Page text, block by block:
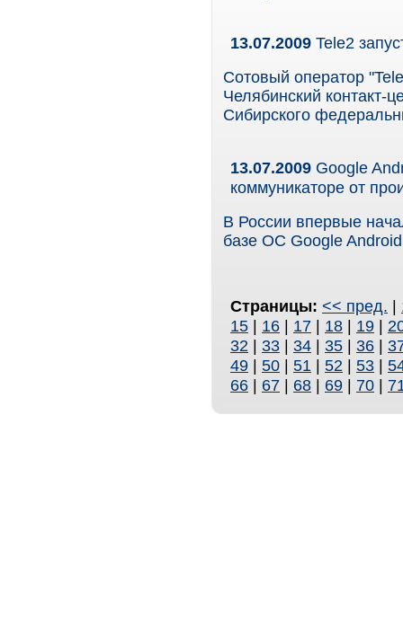
13.07.2009 Tele2
Сотовый оператор
Челябинский контакт-
Сибирского
13.07.2009 Google
коммуникаторе от
В России впервые
базе ОС Google Android
Страницы: << пред. |
15 | 16 | 17 | 18 | 19 |
32 | 33 | 34 | 35 | 36 |
49 | 50 | 51 | 52 | 53 |
66 | 67 | 68 | 69 | 70 |